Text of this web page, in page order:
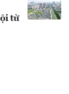
từ